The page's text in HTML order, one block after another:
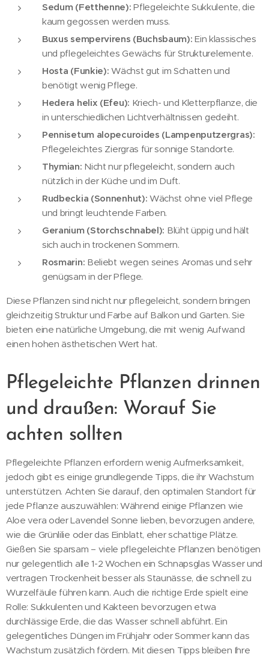
Sedum (Fetthenne): Pflegeleichte Sukkulente, die
kaum gegossen werden muss.
Buxus sempervirens (Buchsbaum): Ein klassisches
und pflegeleichtes Gewächs für Strukturelemente.
Hosta (Funkie): Wächst gut im Schatten und
benötigt wenig Pflege.
Hedera helix (Efeu): Kriech- und Kletterpflanze, die
in unterschiedlichen Lichtverhältnissen gedeiht.
Pennisetum alopecuroides (Lampenputzergras):
Pflegeleichtes Ziergras für sonnige Standorte.
Thymian: Nicht nur pflegeleicht, sondern auch
nützlich in der Küche und im Duft.
Rudbeckia (Sonnenhut): Wächst ohne viel Pflege
und bringt leuchtende Farben.
Geranium (Storchschnabel): Blüht üppig und hält
sich auch in trockenen Sommern.
Rosmarin: Beliebt wegen seines Aromas und sehr
genügsam in der Pflege.
Diese Pflanzen sind nicht nur pflegeleicht, sondern bringen
gleichzeitig Struktur und Farbe auf Balkon und Garten. Sie
bieten eine natürliche Umgebung, die mit wenig Aufwand
einen hohen ästhetischen Wert hat.
Pflegeleichte Pflanzen drinnen
und draußen: Worauf Sie
achten sollten
Pflegeleichte Pflanzen erfordern wenig Aufmerksamkeit,
jedoch gibt es einige grundlegende Tipps, die ihr Wachstum
unterstützen. Achten Sie darauf, den optimalen Standort für
jede Pflanze auszuwählen: Während einige Pflanzen wie
Aloe vera oder Lavendel Sonne lieben, bevorzugen andere,
wie die Grünlilie oder das Einblatt, eher schattige Plätze.
Gießen Sie sparsam – viele pflegeleichte Pflanzen benötigen
nur gelegentlich alle 1-2 Wochen ein Schnapsglas Wasser und
vertragen Trockenheit besser als Staunässe, die schnell zu
Wurzelfäule führen kann. Auch die richtige Erde spielt eine
Rolle: Sukkulenten und Kakteen bevorzugen etwa
durchlässige Erde, die das Wasser schnell abführt. Ein
gelegentliches Düngen im Frühjahr oder Sommer kann das
Wachstum zusätzlich fördern. Mit diesen Tipps bleiben Ihre